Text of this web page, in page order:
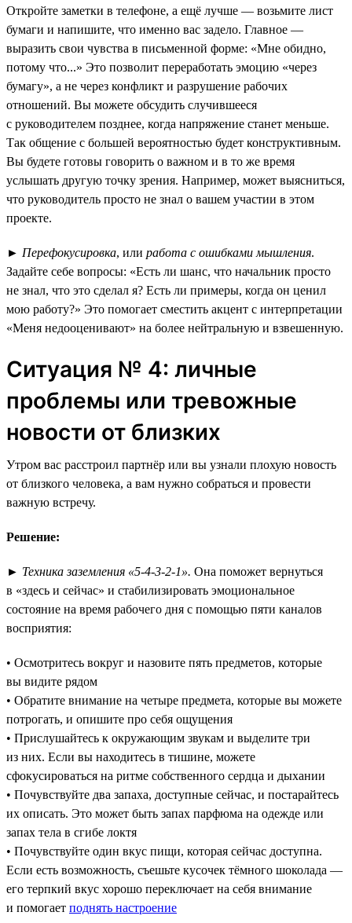
Откройте заметки в телефоне, а ещё лучше — возьмите лист
бумаги и напишите, что именно вас задело. Главное —
выразить свои чувства в письменной форме: «Мне обидно,
потому что...» Это позволит переработать эмоцию «через
бумагу», а не через конфликт и разрушение рабочих
отношений. Вы можете обсудить случившееся
с руководителем позднее, когда напряжение станет меньше.
Так общение с большей вероятностью будет конструктивным.
Вы будете готовы говорить о важном и в то же время
услышать другую точку зрения. Например, может выясниться,
что руководитель просто не знал о вашем участии в этом
проекте.
► Перефокусировка, или работа с ошибками мышления.
Задайте себе вопросы: «Есть ли шанс, что начальник просто
не знал, что это сделал я? Есть ли примеры, когда он ценил
мою работу?» Это помогает сместить акцент с интерпретации
«Меня недооценивают» на более нейтральную и взвешенную.
Ситуация № 4: личные
проблемы или тревожные
новости от близких
Утром вас расстроил партнёр или вы узнали плохую новость
от близкого человека, а вам нужно собраться и провести
важную встречу.
Решение:
► Техника заземления «5-4-3-2-1». Она поможет вернуться
в «здесь и сейчас» и стабилизировать эмоциональное
состояние на время рабочего дня с помощью пяти каналов
восприятия:
• Осмотритесь вокруг и назовите пять предметов, которые
вы видите рядом
• Обратите внимание на четыре предмета, которые вы можете
потрогать, и опишите про себя ощущения
• Прислушайтесь к окружающим звукам и выделите три
из них. Если вы находитесь в тишине, можете
сфокусироваться на ритме собственного сердца и дыхании
• Почувствуйте два запаха, доступные сейчас, и постарайтесь
их описать. Это может быть запах парфюма на одежде или
запах тела в сгибе локтя
• Почувствуйте один вкус пищи, которая сейчас доступна.
Если есть возможность, съешьте кусочек тёмного шоколада —
его терпкий вкус хорошо переключает на себя внимание
и помогает поднять настроение